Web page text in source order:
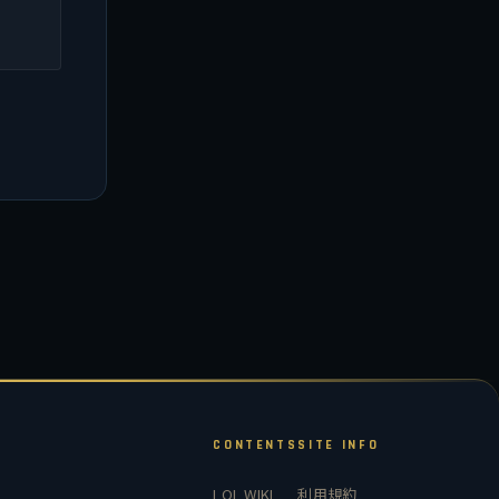
CONTENTS
LOL WIKI
SITE INFO
利用規約